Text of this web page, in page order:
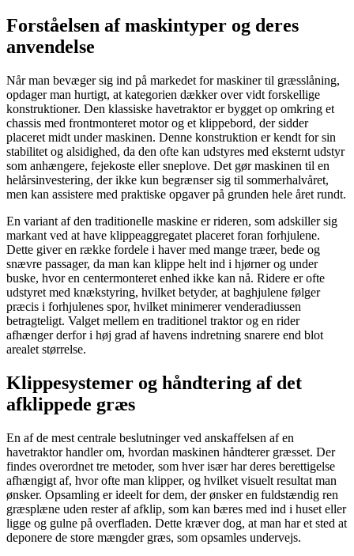
Forståelsen af maskintyper og deres
anvendelse
Når man bevæger sig ind på markedet for maskiner til græsslåning,
opdager man hurtigt, at kategorien dækker over vidt forskellige
konstruktioner. Den klassiske havetraktor er bygget op omkring et
chassis med frontmonteret motor og et klippebord, der sidder
placeret midt under maskinen. Denne konstruktion er kendt for sin
stabilitet og alsidighed, da den ofte kan udstyres med eksternt udstyr
som anhængere, fejekoste eller sneplove. Det gør maskinen til en
helårsinvestering, der ikke kun begrænser sig til sommerhalvåret,
men kan assistere med praktiske opgaver på grunden hele året rundt.
En variant af den traditionelle maskine er rideren, som adskiller sig
markant ved at have klippeaggregatet placeret foran forhjulene.
Dette giver en række fordele i haver med mange træer, bede og
snævre passager, da man kan klippe helt ind i hjørner og under
buske, hvor en centermonteret enhed ikke kan nå. Ridere er ofte
udstyret med knækstyring, hvilket betyder, at baghjulene følger
præcis i forhjulenes spor, hvilket minimerer venderadiussen
betragteligt. Valget mellem en traditionel traktor og en rider
afhænger derfor i høj grad af havens indretning snarere end blot
arealet størrelse.
Klippesystemer og håndtering af det
afklippede græs
En af de mest centrale beslutninger ved anskaffelsen af en
havetraktor handler om, hvordan maskinen håndterer græsset. Der
findes overordnet tre metoder, som hver især har deres berettigelse
afhængigt af, hvor ofte man klipper, og hvilket visuelt resultat man
ønsker. Opsamling er ideelt for dem, der ønsker en fuldstændig ren
græsplæne uden rester af afklip, som kan bæres med ind i huset eller
ligge og gulne på overfladen. Dette kræver dog, at man har et sted at
deponere de store mængder græs, som opsamles undervejs.